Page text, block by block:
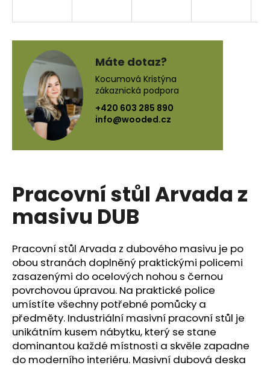
Pracovní stůl Arvada z
masivu DUB
Pracovní stůl Arvada z dubového masivu je po
obou stranách doplněný praktickými policemi
zasazenými do ocelových nohou s černou
povrchovou úpravou. Na praktické police
umístíte všechny potřebné pomůcky a
předměty. Industriální masivní pracovní stůl je
unikátním kusem nábytku, který se stane
dominantou každé místnosti a skvěle zapadne
do moderního interiéru. Masivní dubová deska
Máte dotaz?
Kocumová Kristýna
zákaznická podpora
+420 603 285 890
info@wooded.cz
í
D
o
p
r
u
č
u
j
e
m
e